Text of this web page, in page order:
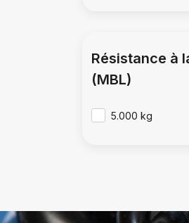
Résistance à
(MBL)
5.000 kg